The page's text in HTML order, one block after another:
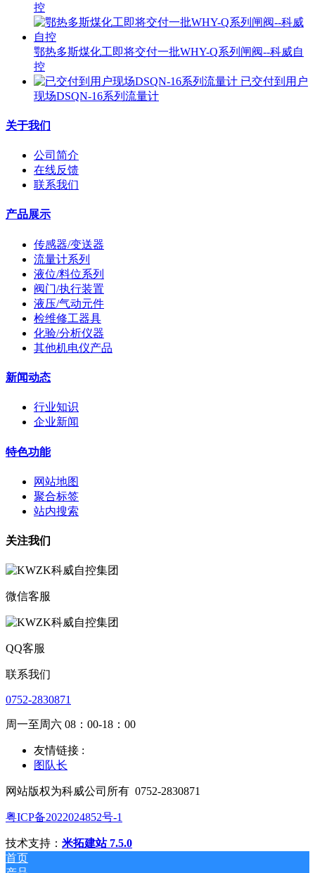
控
鄂热多斯煤化工即将交付一批WHY-Q系列闸阀--科威自
控
已交付到用户
现场DSQN-16系列流量计
关于我们
公司简介
在线反馈
联系我们
产品展示
传感器/变送器
流量计系列
液位/料位系列
阀门/执行装置
液压/气动元件
检维修工器具
化验/分析仪器
其他机电仪产品
新闻动态
行业知识
企业新闻
特色功能
网站地图
聚合标签
站内搜索
关注我们
微信客服
QQ客服
联系我们
0752-2830871
周一至周六 08：00-18：00
友情链接 :
图队长
网站版权为科威公司所有 0752-2830871
粤ICP备2022024852号-1
技术支持： 米拓建站 7.5.0
首页